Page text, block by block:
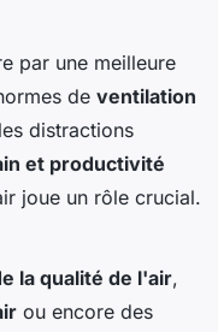
par une meilleure
de ventilation
distractions
et productivité
joue un rôle crucial.
la qualité de l'air,
ou encore des